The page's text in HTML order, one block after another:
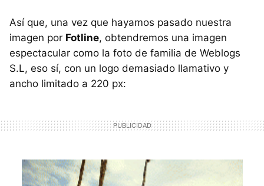
Así que, una vez que hayamos pasado nuestra
imagen por Fotline, obtendremos una imagen
espectacular como la foto de familia de Weblogs
S.L, eso sí, con un logo demasiado llamativo y
ancho limitado a 220 px: